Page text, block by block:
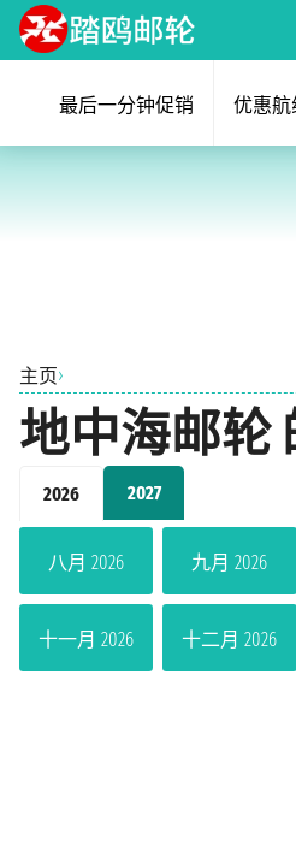
最后一分钟促销 优惠航
主页›
地中海邮轮
2026 2027
八月 2026 九月 2026
十一月 2026 十二月 2026